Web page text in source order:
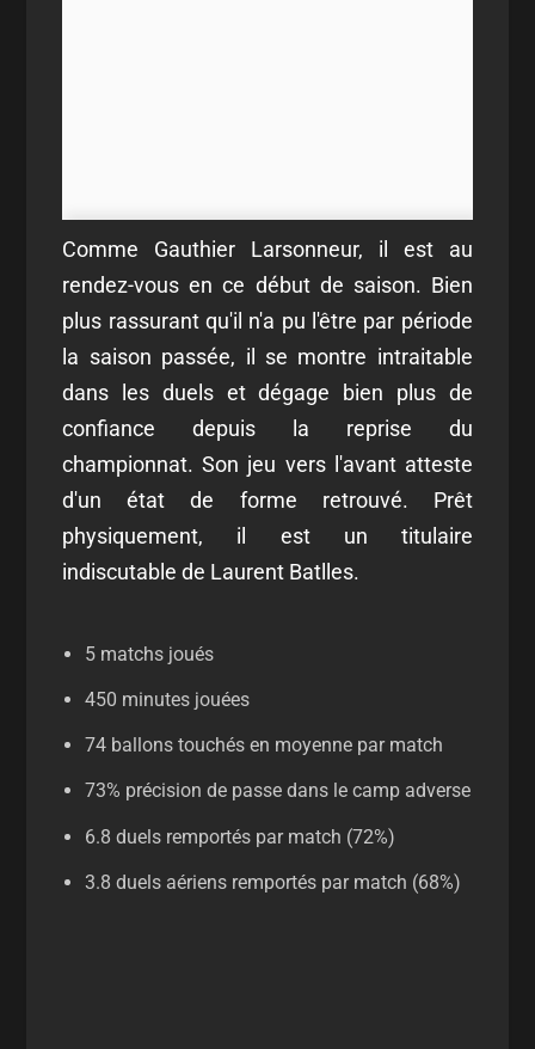
Comme Gauthier Larsonneur, il est au
rendez-vous en ce début de saison. Bien
plus rassurant qu'il n'a pu l'être par période
la saison passée, il se montre intraitable
dans les duels et dégage bien plus de
confiance depuis la reprise du
championnat. Son jeu vers l'avant atteste
d'un état de forme retrouvé. Prêt
physiquement, il est un titulaire
indiscutable de Laurent Batlles.
5 matchs joués
450 minutes jouées
74 ballons touchés en moyenne par match
73% précision de passe dans le camp adverse
6.8 duels remportés par match (72%)
3.8 duels aériens remportés par match (68%)